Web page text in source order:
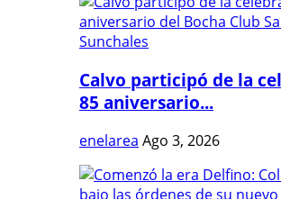
Calvo participó de la
85 aniversario...
enelarea Ago 3, 2026